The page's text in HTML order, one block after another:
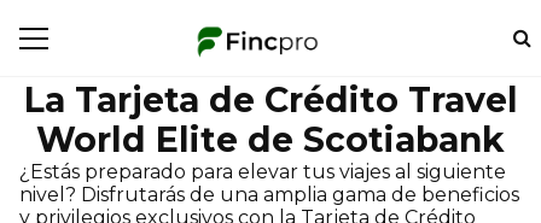
La Tarjeta de Crédito Travel
World Elite de Scotiabank
¿Estás preparado para elevar tus viajes al siguiente
nivel? Disfrutarás de una amplia gama de beneficios
y privilegios exclusivos con la Tarjeta de Crédito